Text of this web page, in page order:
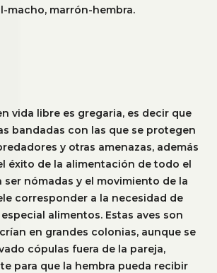
macho, marrón-hembra.
vida libre es gregaria, es decir que
bandadas con las que se protegen
y otras amenazas, además
éxito de la alimentación de todo el
ser nómadas y el movimiento de la
corresponder a la necesidad de
alimentos. Estas aves son
en grandes colonias, aunque se
cópulas fuera de la pareja,
para que la hembra pueda recibir